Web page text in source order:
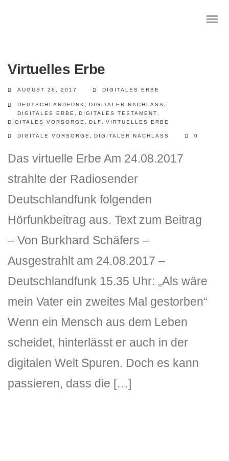
Das digitale Testament
Digitaler Nachlass
Hilfe
DLH Stick Bedienungsanleitung
Virtuelles Erbe
AUGUST 26, 2017 DIGITALES ERBE
DEUTSCHLANDFUNK DIGITALER NACHLASS
DIGITALES ERBE
DIGITALES TESTAMENT
DIGITALES VORSORGE
DLF VIRTUELLES ERBE
DIGITALE VORSORGE DIGITALER NACHLASS 0
Das virtuelle Erbe Am 24.08.2017
strahlte der Radiosender
Deutschlandfunk folgenden
Hörfunkbeitrag aus. Text zum Beitrag
– Von Burkhard Schäfers –
Ausgestrahlt am 24.08.2017 –
Deutschlandfunk 15.35 Uhr: „Als wäre
mein Vater ein zweites Mal gestorben“
Wenn ein Mensch aus dem Leben
scheidet, hinterlässt er auch in der
digitalen Welt Spuren. Doch es kann
passieren, dass die […]